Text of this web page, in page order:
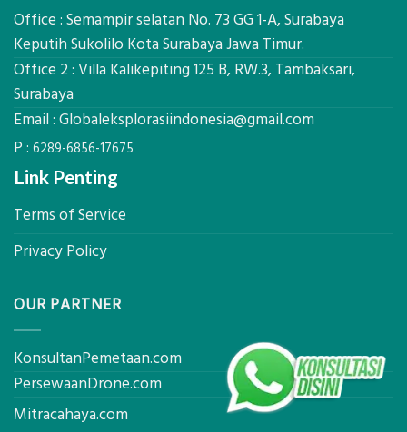
Berikut
Kualifikasi
Dicari
Ekplorasi
dengan
Peta
&
Office : Semampir selatan No. 73 GG 1-A, Surabaya
Keputih Sukolilo Kota Surabaya Jawa Timur.
Office 2 : Villa Kalikepiting 125 B, RW.3, Tambaksari,
Surabaya
Email : Globaleksplorasiindonesia@gmail.com
P : 6289-6856-17675
Link Penting
Terms of Service
Privacy Policy
OUR PARTNER
KonsultanPemetaan.com
PersewaanDrone.com
Mitracahaya.com